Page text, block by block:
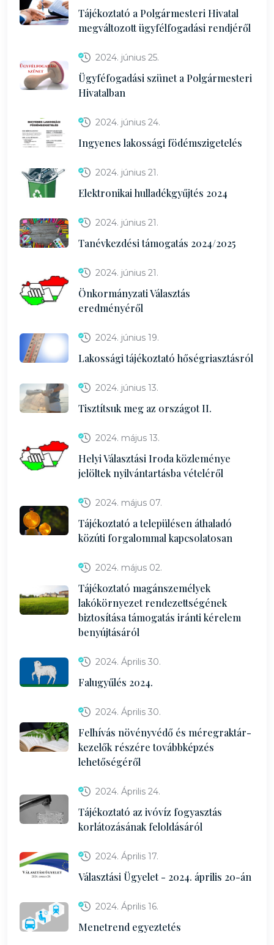
Tájékoztató a Polgármesteri Hivatal
megváltozott ügyfélfogadási rendjéről
2024. június 25.
Ügyféfogadási szünet a Polgármesteri
Hivatalban
2024. június 24.
Ingyenes lakossági födémszigetelés
2024. június 21.
Elektronikai hulladékgyűjtés 2024
2024. június 21.
Tanévkezdési támogatás 2024/2025
2024. június 21.
Önkormányzati Választás
eredményéről
2024. június 19.
Lakossági tájékoztató hőségriasztásról
2024. június 13.
Tisztítsuk meg az országot II.
2024. május 13.
Helyi Választási Iroda közleménye
jelöltek nyilvántartásba vételéről
2024. május 07.
Tájékoztató a településen áthaladó
közúti forgalommal kapcsolatosan
2024. május 02.
Tájékoztató magánszemélyek
lakókörnyezet rendezettségének
biztosítása támogatás iránti kérelem
benyújtásáról
2024. Április 30.
Falugyűlés 2024.
2024. Április 30.
Felhívás növényvédő és méregraktár-
kezelők részére továbbképzés
lehetőségéről
2024. Április 24.
Tájékoztató az ivóvíz fogyasztás
korlátozásának feloldásáról
2024. Április 17.
Választási Ügyelet - 2024. április 20-án
2024. Április 16.
Menetrend egyeztetés